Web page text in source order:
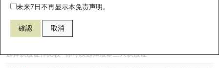
未来7日不再显示本免责声明。
確認 取消
13419 瑞银认购 0700 腾讯控股
选择认股证作比较*你可以选择最多三只认股证
即将到期认股证
认股证到期结算价查找
认股证分析仪
牛熊证街货分布图
正股牛熊证列表
新发行瑞银牛熊证
十天股证占大市成交
资金流
街货统计
恒指成份股
国指成份股
科指成份股
讲座及教育短片
认股证投资者教育
牛熊证投资者教育